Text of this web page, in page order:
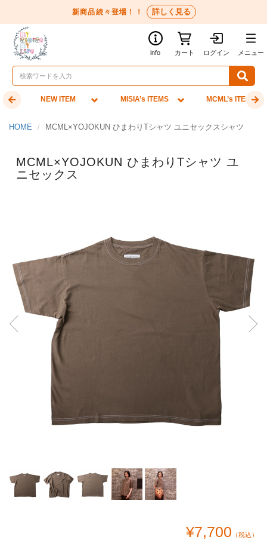
新商品続々登場！！ 詳しく見る
info カート ログイン メニュー
NEW ITEM MISIA’s ITEMS MCML’s ITEMS
HOME MCML×YOJOKUN ひまわりTシャツ ユニセックスシャツ
MCML×YOJOKUN ひまわりTシャツ ユ
ニセックス
¥7,700 （税込）